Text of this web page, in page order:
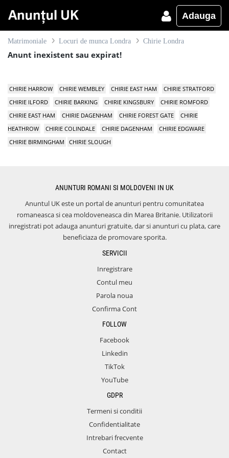
Adauga
Matrimoniale Locuri de munca Londra Chirie Londra
Anunt inexistent sau expirat!
CHIRIE HARROW CHIRIE WEMBLEY CHIRIE EAST HAM
CHIRIE STRATFORD
CHIRIE ILFORD
CHIRIE BARKING CHIRIE KINGSBURY
CHIRIE ROMFORD
CHIRIE EAST HAM
CHIRIE DAGENHAM CHIRIE FOREST GATE
CHIRIE
HEATHROW
CHIRIE COLINDALE CHIRIE DAGENHAM
CHIRIE EDGWARE
CHIRIE BIRMINGHAM
CHIRIE SLOUGH
ANUNTURI ROMANI SI MOLDOVENI IN UK
Anuntul UK este un portal de anunturi pentru comunitatea
romaneasca si cea moldoveneasca din Marea Britanie. Utilizatorii
inregistrati pot adauga anunturi gratuite, dar si anunturi cu plata, care
beneficiaza de promovare sporita.
SERVICII
Inregistrare
Contul meu
Parola noua
Confirma Cont
FOLLOW
Facebook
Linkedin
TikTok
YouTube
GDPR
Termeni si conditii
Confidentialitate
Intrebari frecvente
Contact